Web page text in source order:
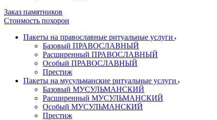
Заказ памятников
Стоимость похорон
Пакеты на православные ритуальные услуги
Базовый ПРАВОСЛАВНЫЙ
Расширенный ПРАВОСЛАВНЫЙ
Особый ПРАВОСЛАВНЫЙ
Престиж
Пакеты на мусульманские ритуальные услуги
Базовый МУСУЛЬМАНСКИЙ
Расширенный МУСУЛЬМАНСКИЙ
Особый МУСУЛЬМАНСКИЙ
Престиж